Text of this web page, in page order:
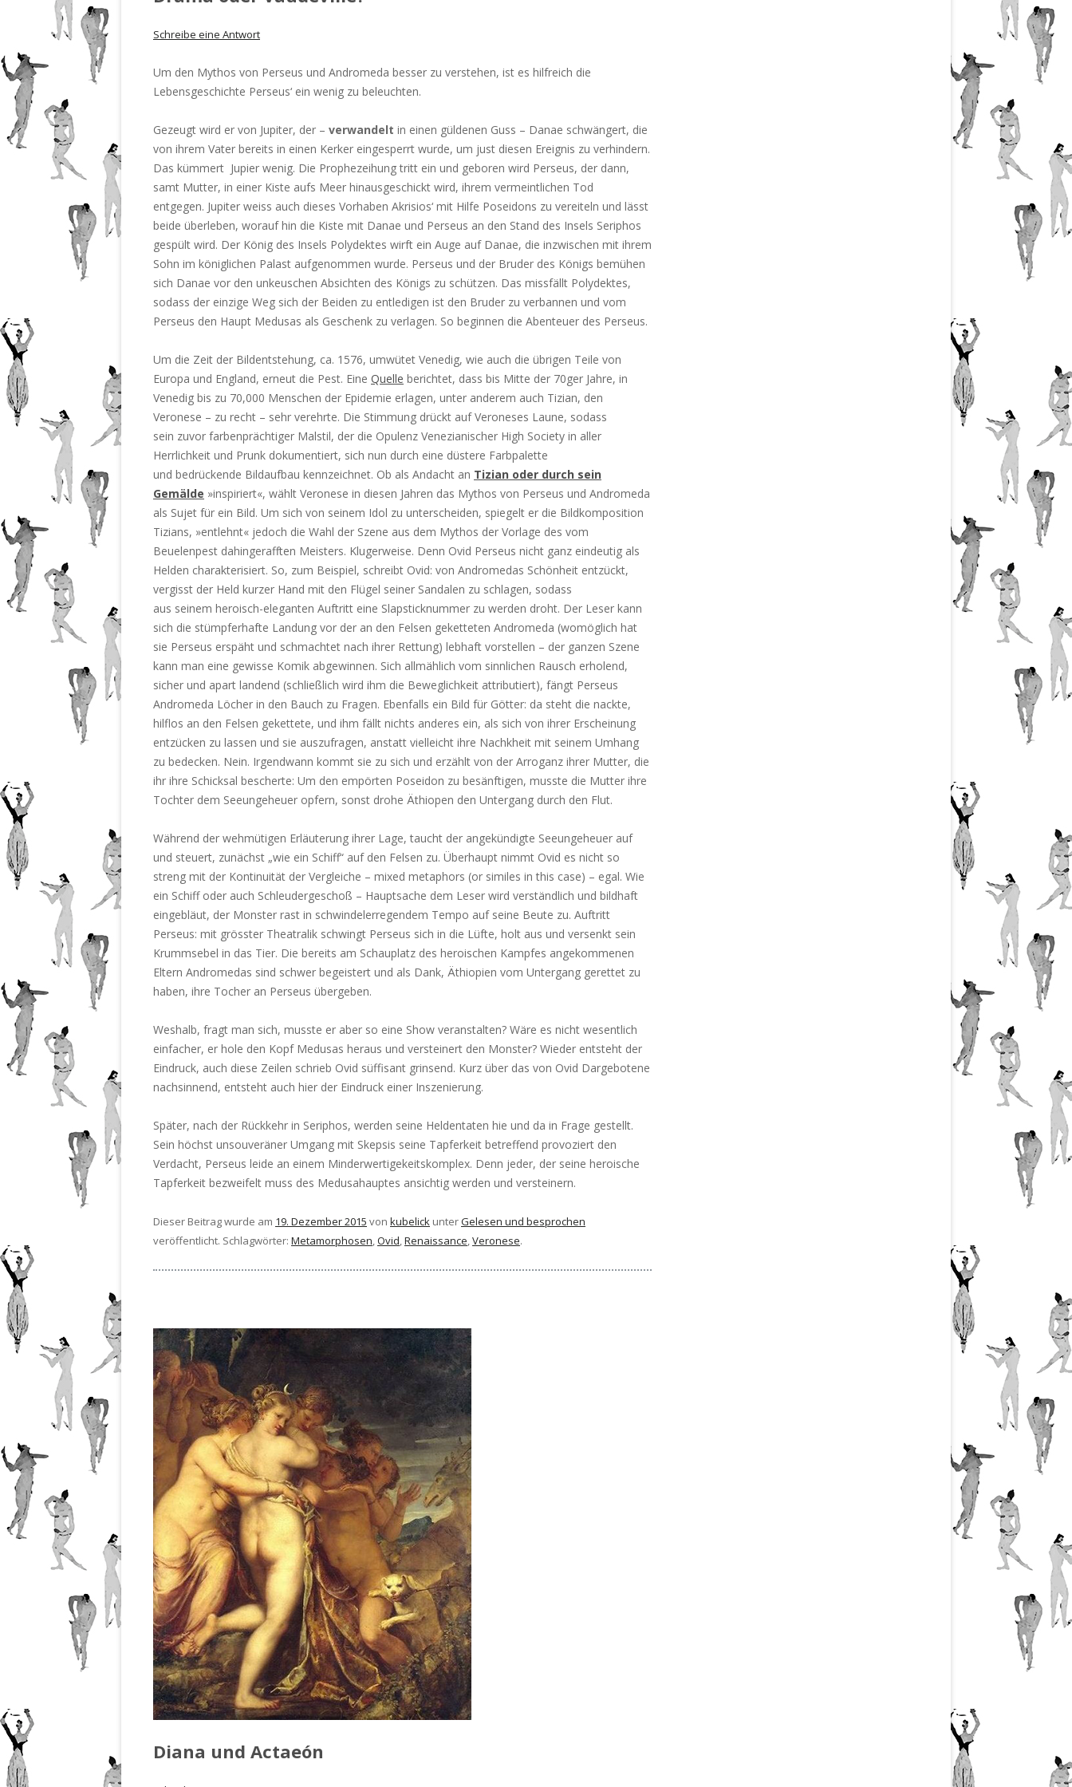
Schreibe eine Antwort
Um den Mythos von Perseus und Andromeda besser zu verstehen, ist es hilfreich die
Lebensgeschichte Perseus‘ ein wenig zu beleuchten.
Gezeugt wird er von Jupiter, der – verwandelt in einen güldenen Guss – Danae schwängert, die
von ihrem Vater bereits in einen Kerker eingesperrt wurde, um just diesen Ereignis zu verhindern.
Das kümmert Jupier wenig. Die Prophezeihung tritt ein und geboren wird Perseus, der dann,
samt Mutter, in einer Kiste aufs Meer hinausgeschickt wird, ihrem vermeintlichen Tod
entgegen. Jupiter weiss auch dieses Vorhaben Akrisios‘ mit Hilfe Poseidons zu vereiteln und lässt
beide überleben, worauf hin die Kiste mit Danae und Perseus an den Stand des Insels Seriphos
gespült wird. Der König des Insels Polydektes wirft ein Auge auf Danae, die inzwischen mit ihrem
Sohn im königlichen Palast aufgenommen wurde. Perseus und der Bruder des Königs bemühen
sich Danae vor den unkeuschen Absichten des Königs zu schützen. Das missfällt Polydektes,
sodass der einzige Weg sich der Beiden zu entledigen ist den Bruder zu verbannen und vom
Perseus den Haupt Medusas als Geschenk zu verlagen. So beginnen die Abenteuer des Perseus.
Um die Zeit der Bildentstehung, ca. 1576, umwütet Venedig, wie auch die übrigen Teile von
Europa und England, erneut die Pest. Eine Quelle berichtet, dass bis Mitte der 70ger Jahre, in
Venedig bis zu 70,000 Menschen der Epidemie erlagen, unter anderem auch Tizian, den
Veronese – zu recht – sehr verehrte. Die Stimmung drückt auf Veroneses Laune, sodass
sein zuvor farbenprächtiger Malstil, der die Opulenz Venezianischer High Society in aller
Herrlichkeit und Prunk dokumentiert, sich nun durch eine düstere Farbpalette
und bedrückende Bildaufbau kennzeichnet. Ob als Andacht an Tizian oder durch sein
Gemälde »inspiriert«, wählt Veronese in diesen Jahren das Mythos von Perseus und Andromeda
als Sujet für ein Bild. Um sich von seinem Idol zu unterscheiden, spiegelt er die Bildkomposition
Tizians, »entlehnt« jedoch die Wahl der Szene aus dem Mythos der Vorlage des vom
Beuelenpest dahingerafften Meisters. Klugerweise. Denn Ovid Perseus nicht ganz eindeutig als
Helden charakterisiert. So, zum Beispiel, schreibt Ovid: von Andromedas Schönheit entzückt,
vergisst der Held kurzer Hand mit den Flügel seiner Sandalen zu schlagen, sodass
aus seinem heroisch-eleganten Auftritt eine Slapsticknummer zu werden droht. Der Leser kann
sich die stümpferhafte Landung vor der an den Felsen geketteten Andromeda (womöglich hat
sie Perseus erspäht und schmachtet nach ihrer Rettung) lebhaft vorstellen – der ganzen Szene
kann man eine gewisse Komik abgewinnen. Sich allmählich vom sinnlichen Rausch erholend,
sicher und apart landend (schließlich wird ihm die Beweglichkeit attributiert), fängt Perseus
Andromeda Löcher in den Bauch zu Fragen. Ebenfalls ein Bild für Götter: da steht die nackte,
hilflos an den Felsen gekettete, und ihm fällt nichts anderes ein, als sich von ihrer Erscheinung
entzücken zu lassen und sie auszufragen, anstatt vielleicht ihre Nachkheit mit seinem Umhang
zu bedecken. Nein. Irgendwann kommt sie zu sich und erzählt von der Arroganz ihrer Mutter, die
ihr ihre Schicksal bescherte: Um den empörten Poseidon zu besänftigen, musste die Mutter ihre
Tochter dem Seeungeheuer opfern, sonst drohe Äthiopen den Untergang durch den Flut.
Während der wehmütigen Erläuterung ihrer Lage, taucht der angekündigte Seeungeheuer auf
und steuert, zunächst „wie ein Schiff“ auf den Felsen zu. Überhaupt nimmt Ovid es nicht so
streng mit der Kontinuität der Vergleiche – mixed metaphors (or similes in this case) – egal. Wie
ein Schiff oder auch Schleudergeschoß – Hauptsache dem Leser wird verständlich und bildhaft
eingebläut, der Monster rast in schwindelerregendem Tempo auf seine Beute zu. Auftritt
Perseus: mit grösster Theatralik schwingt Perseus sich in die Lüfte, holt aus und versenkt sein
Krummsebel in das Tier. Die bereits am Schauplatz des heroischen Kampfes angekommenen
Eltern Andromedas sind schwer begeistert und als Dank, Äthiopien vom Untergang gerettet zu
haben, ihre Tocher an Perseus übergeben.
Weshalb, fragt man sich, musste er aber so eine Show veranstalten? Wäre es nicht wesentlich
einfacher, er hole den Kopf Medusas heraus und versteinert den Monster? Wieder entsteht der
Eindruck, auch diese Zeilen schrieb Ovid süffisant grinsend. Kurz über das von Ovid Dargebotene
nachsinnend, entsteht auch hier der Eindruck einer Inszenierung.
Später, nach der Rückkehr in Seriphos, werden seine Heldentaten hie und da in Frage gestellt.
Sein höchst unsouveräner Umgang mit Skepsis seine Tapferkeit betreffend provoziert den
Verdacht, Perseus leide an einem Minderwertigekeitskomplex. Denn jeder, der seine heroische
Tapferkeit bezweifelt muss des Medusahauptes ansichtig werden und versteinern.
Dieser Beitrag wurde am 19. Dezember 2015 von kubelick unterGelesen und besprochen
veröffentlicht. Schlagwörter: Metamorphosen,Ovid,Renaissance,Veronese.
Diana und Actaeón